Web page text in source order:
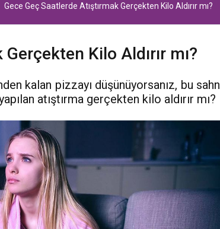
Gece Geç Saatlerde Atıştırmak Gerçekten Kilo Aldırır mı?
Kilo Aldırır mı?
kalan pizzayı düşünüyorsanız, bu
atıştırma gerçekten kilo aldırır mı?